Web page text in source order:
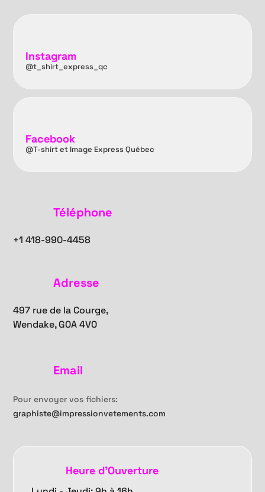
Instagram
@t_shirt_express_qc
Facebook
@T-shirt et Image Express Québec
Téléphone
+1418-990-4458
Adresse
497 rue de la Courge,
Wendake, G0A 4V0
Email
Pour envoyer vos fichiers:
graphiste@impressionvetements.com
Heure d'Ouverture